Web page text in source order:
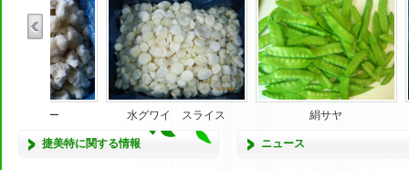
リフラワー 水グワイ スライス 絹サヤ
捷美特に関する情報 ニュース